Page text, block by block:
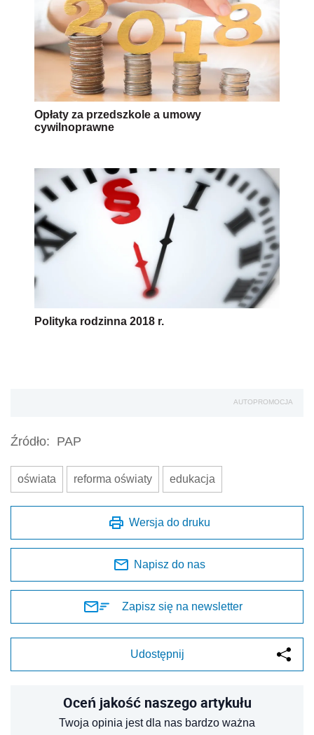
Opłaty za przedszkole a umowy
cywilnoprawne
Polityka rodzinna 2018 r.
AUTOPROMOCJA
Źródło: PAP
oświata reforma oświaty edukacja
Wersja do druku
Napisz do nas
Zapisz się na newsletter
Udostępnij
Oceń jakość naszego artykułu
Twoja opinia jest dla nas bardzo ważna